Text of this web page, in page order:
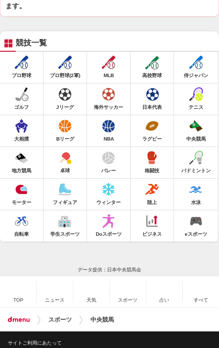
ます。
競技一覧
プロ野球 プロ野球(2軍) MLB 高校野球 侍ジャパン
ゴルフ Jリーグ 海外サッカー 日本代表 テニス
大相撲 Bリーグ NBA ラグビー 中央競馬
地方競馬 卓球 バレー 格闘技 バドミントン
モーター フィギュア ウィンター 陸上 水泳
自転車 学生スポーツ Doスポーツ ビジネス eスポーツ
データ提供：日本中央競馬会
TOP ニュース 天気 スポーツ 占い すべて
スポーツ 中央競馬
サイトご利用にあたって